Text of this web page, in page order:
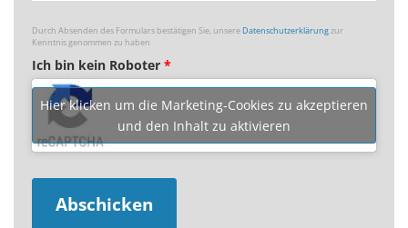
Durch Absenden des Formulars bestätigen Sie, unsereDatenschutzerklärungzur
Kenntnis genommen zu haben
Ich bin kein Roboter *
Hier klicken um die Marketing-Cookies zu akzeptieren
und den Inhalt zu aktivieren